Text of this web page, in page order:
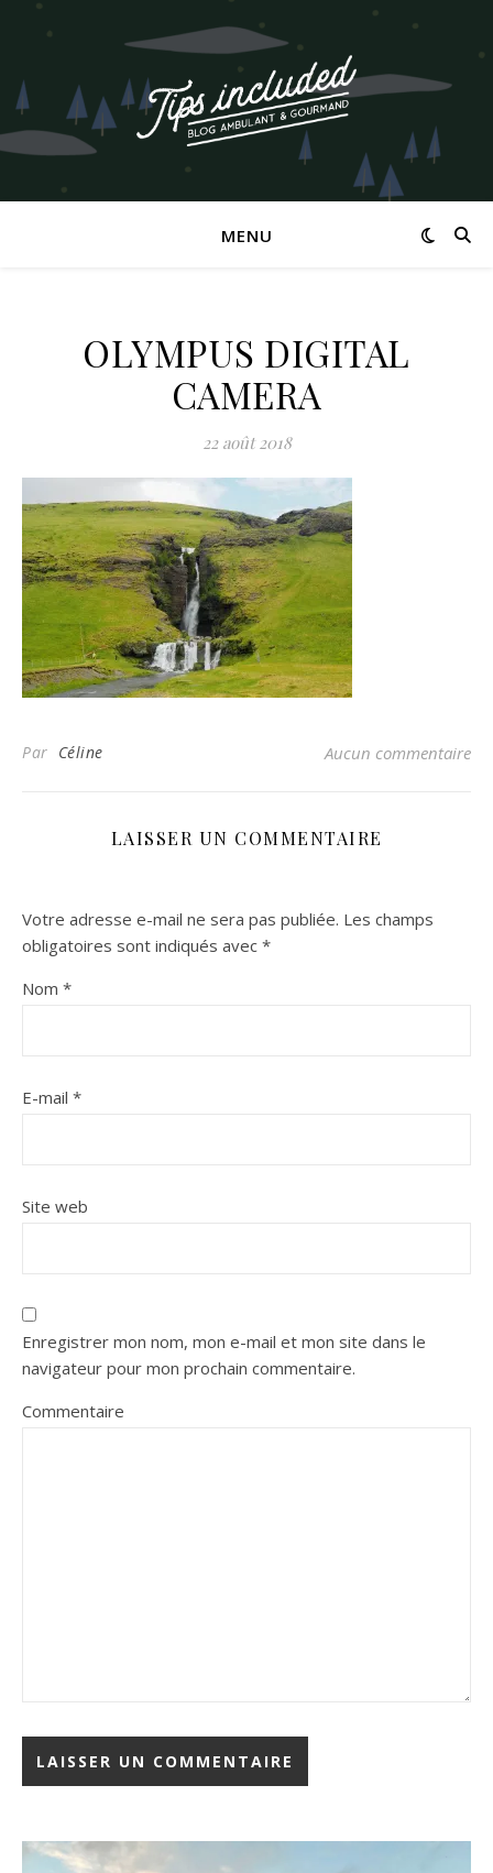
MENU
OLYMPUS DIGITAL
CAMERA
22 août 2018
Par Céline Aucun commentaire
LAISSER UN COMMENTAIRE
Votre adresse e-mail ne sera pas publiée. Les champs
obligatoires sont indiqués avec *
Nom *
E-mail *
Site web
Enregistrer mon nom, mon e-mail et mon site dans le
navigateur pour mon prochain commentaire.
Commentaire